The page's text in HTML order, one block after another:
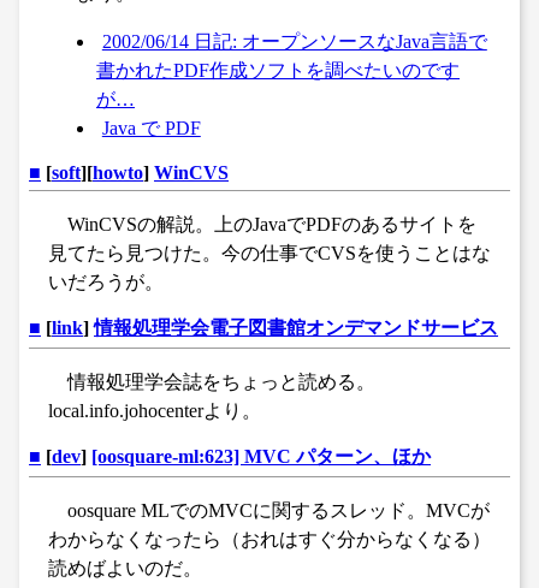
2002/06/14 日記: オープンソースなJava言語で
書かれたPDF作成ソフトを調べたいのです
が…
Java で PDF
■ [soft][howto] WinCVS
WinCVSの解説。上のJavaでPDFのあるサイトを
見てたら見つけた。今の仕事でCVSを使うことはな
いだろうが。
■ [link]情報処理学会電子図書館オンデマンドサービス
情報処理学会誌をちょっと読める。
local.info.johocenterより。
■ [dev] [oosquare-ml:623] MVC パターン、ほか
oosquare MLでのMVCに関するスレッド。MVCが
わからなくなったら（おれはすぐ分からなくなる）
読めばよいのだ。